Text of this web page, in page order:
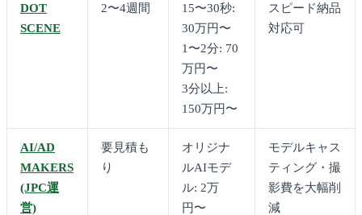
DOT
SCENE
2〜4週間
15〜30秒:
30万円〜
1〜2分: 70
万円〜
3分以上:
150万円〜
スピード納品
対応可
AI/AD
MAKERS
(JPC運
営)
要見積も
り
オリジナ
ルAIモデ
ル: 2万
円〜
モデルキャス
ティング・撮
影費を大幅削
減